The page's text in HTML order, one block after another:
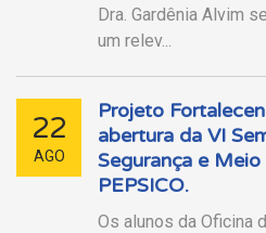
Dra. Gardênia Alvim
um relev...
22
AGO
Projeto
abertura da VI
Segurança e
PEPSICO.
Os alunos da Oficina